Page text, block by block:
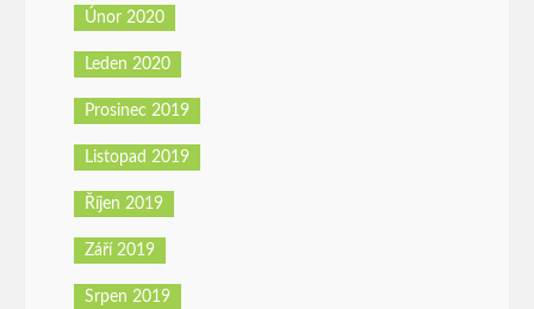
Únor 2020
Leden 2020
Prosinec 2019
Listopad 2019
Říjen 2019
Září 2019
Srpen 2019